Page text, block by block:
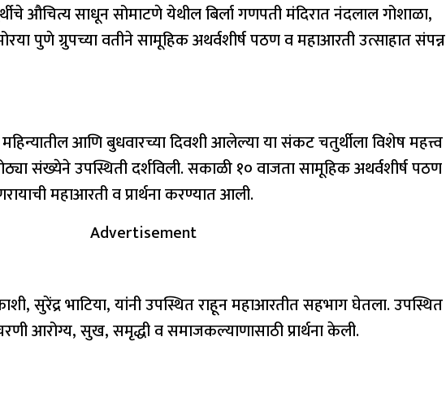
औचित्य साधून सोमाटणे येथील बिर्ला गणपती मंदिरात नंदलाल गोशाळा,
पुणे ग्रुपच्या वतीने सामूहिक अथर्वशीर्ष पठण व महाआरती उत्साहात संपन्न
आणि बुधवारच्या दिवशी आलेल्या या संकट चतुर्थीला विशेष महत्त्व
संख्येने उपस्थिती दर्शविली. सकाळी १० वाजता सामूहिक अथर्वशीर्ष पठण
महाआरती व प्रार्थना करण्यात आली.
Advertisement
सुरेंद्र भाटिया, यांनी उपस्थित राहून महाआरतीत सहभाग घेतला. उपस्थित
आरोग्य, सुख, समृद्धी व समाजकल्याणासाठी प्रार्थना केली.